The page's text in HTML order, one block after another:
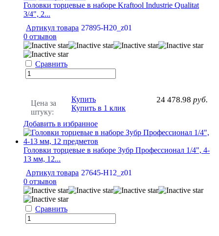
Головки торцевые в наборе Kraftool Industrie Qualitat
3/4", 2...
Артикул товара 27895-H20_z01
0 отзывов
Сравнить
Цена за
штуку:
24 478.98 руб.
Купить
Купить в 1 клик
Добавить в избранное
Головки торцевые в наборе Зубр Профессионал 1/4", 4-
13 мм, 12...
Артикул товара 27645-H12_z01
0 отзывов
Сравнить